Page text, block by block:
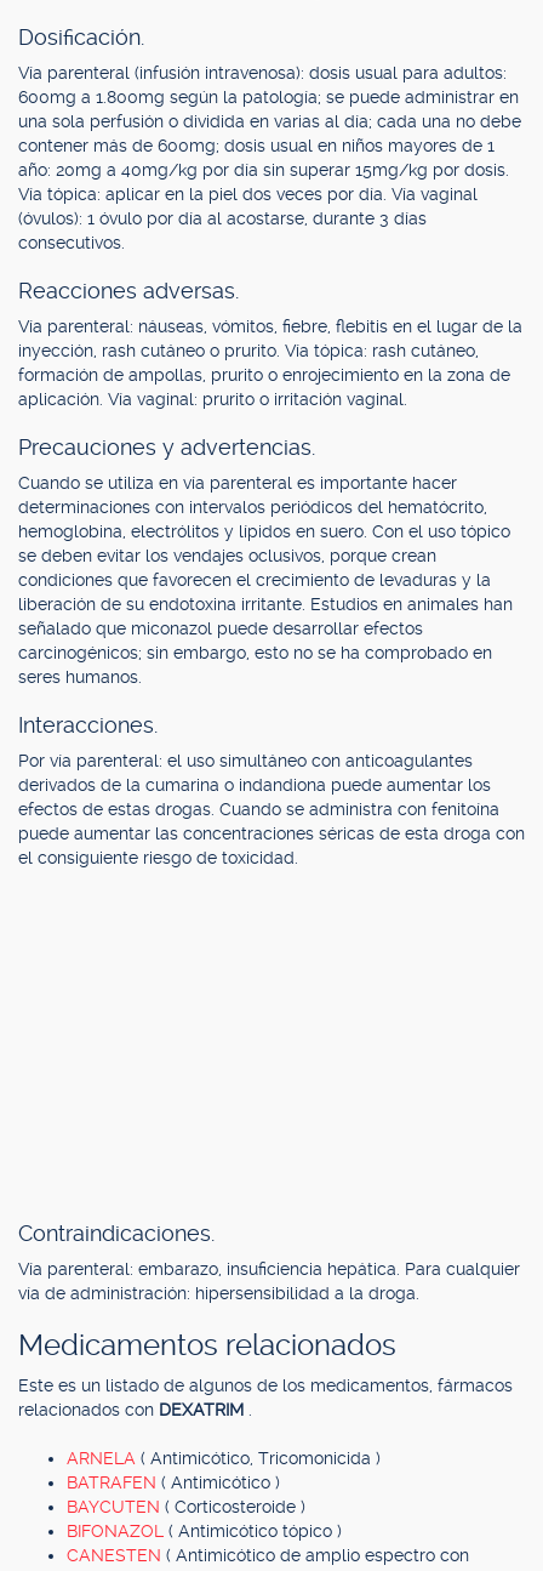
Dosificación.
Vía parenteral (infusión intravenosa): dosis usual para adultos:
600mg a 1.800mg según la patología; se puede administrar en
una sola perfusión o dividida en varias al día; cada una no debe
contener más de 600mg; dosis usual en niños mayores de 1
año: 20mg a 40mg/kg por día sin superar 15mg/kg por dosis.
Vía tópica: aplicar en la piel dos veces por día. Vía vaginal
(óvulos): 1 óvulo por día al acostarse, durante 3 días
consecutivos.
Reacciones adversas.
Vía parenteral: náuseas, vómitos, fiebre, flebitis en el lugar de la
inyección, rash cutáneo o prurito. Vía tópica: rash cutáneo,
formación de ampollas, prurito o enrojecimiento en la zona de
aplicación. Vía vaginal: prurito o irritación vaginal.
Precauciones y advertencias.
Cuando se utiliza en vía parenteral es importante hacer
determinaciones con intervalos periódicos del hematócrito,
hemoglobina, electrólitos y lípidos en suero. Con el uso tópico
se deben evitar los vendajes oclusivos, porque crean
condiciones que favorecen el crecimiento de levaduras y la
liberación de su endotoxina irritante. Estudios en animales han
señalado que miconazol puede desarrollar efectos
carcinogénicos; sin embargo, esto no se ha comprobado en
seres humanos.
Interacciones.
Por vía parenteral: el uso simultáneo con anticoagulantes
derivados de la cumarina o indandiona puede aumentar los
efectos de estas drogas. Cuando se administra con fenitoína
puede aumentar las concentraciones séricas de esta droga con
el consiguiente riesgo de toxicidad.
Contraindicaciones.
Vía parenteral: embarazo, insuficiencia hepática. Para cualquier
vía de administración: hipersensibilidad a la droga.
Medicamentos relacionados
Este es un listado de algunos de los medicamentos, fármacos
relacionados con DEXATRIM
ARNELA ( Antimicótico, Tricomonicida )
BATRAFEN ( Antimicótico )
BAYCUTEN ( Corticosteroide )
BIFONAZOL ( Antimicótico tópico )
CANESTEN ( Antimicótico de amplio espectro con